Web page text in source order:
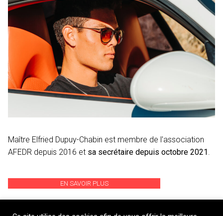
Maître Elfried Dupuy-Chabin est membre de l'association
AFEDR depuis 2016 et sa secrétaire depuis octobre 2021 .
EN SAVOIR PLUS